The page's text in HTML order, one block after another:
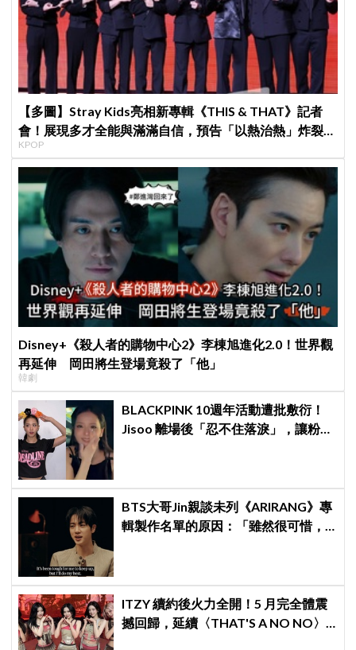
【多圖】Stray Kids亮相新專輯《THIS & THAT》記者
會！展現多才全能與滿滿自信，預告「以熱治熱」炸裂夏
日音樂圈
KPOP
Disney+《殺人者的購物中心2》李棟旭進化2.0！世界觀
再延伸 岡田將生登場竟殺了「他」
韓劇
BLACKPINK 10週年活動遭批敷衍！
Jisoo 離場後「忍不住落淚」，讓粉絲
BTS大哥Jin親談未列《ARIRANG》專
輯製作名單的原因：「雖然很可惜，
ITZY 續約後火力全開！5 月完全體震
撼回歸，延續〈THAT'S A NO NO〉